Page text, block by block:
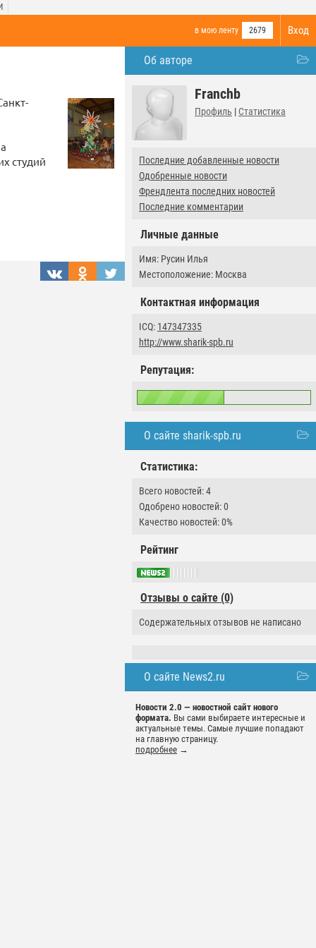
Вход
в мою ленту 2679
Об авторе
Franchb
Профиль | Статистика
Последние добавленные новости
Одобренные новости
Френдлента последних новостей
Последние комментарии
Личные данные
Имя: Русин Илья
Местоположение: Москва
Контактная информация
ICQ: 147347335
http://www.sharik-spb.ru
Репутация:
О сайте sharik-spb.ru
Статистика:
Всего новостей: 4
Одобрено новостей: 0
Качество новостей: 0%
Рейтинг
Отзывы о сайте (0)
Содержательных отзывов не написано
О сайте News2.ru
Новости 2.0 — новостной сайт нового
формата. Вы сами выбираете интересные и
актуальные темы. Самые лучшие попадают
на главную страницу.
подробнее →
студий